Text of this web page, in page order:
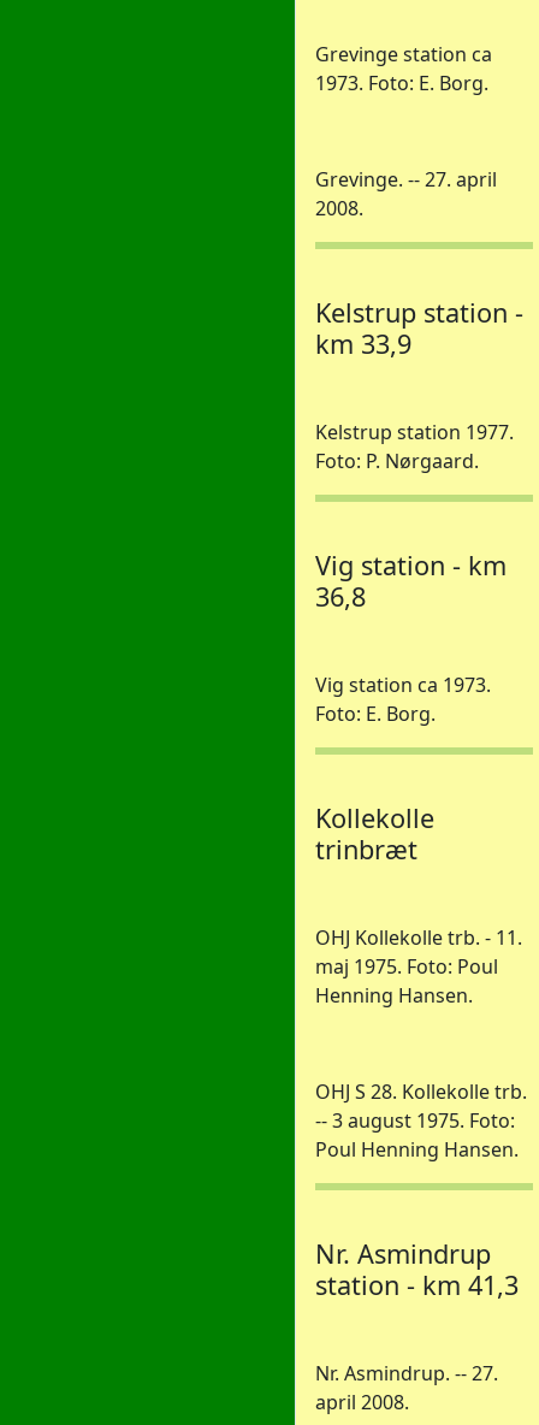
Grevinge station ca
1973. Foto: E. Borg.
Grevinge. -- 27. april
2008.
Kelstrup station -
km 33,9
Kelstrup station 1977.
Foto: P. Nørgaard.
Vig station - km
36,8
Vig station ca 1973.
Foto: E. Borg.
Kollekolle
trinbræt
OHJ Kollekolle trb. - 11.
maj 1975. Foto: Poul
Henning Hansen.
OHJ S 28. Kollekolle trb.
-- 3 august 1975. Foto:
Poul Henning Hansen.
Nr. Asmindrup
station - km 41,3
Nr. Asmindrup. -- 27.
april 2008.